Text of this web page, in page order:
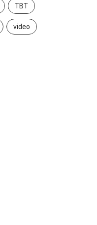
TBT
video